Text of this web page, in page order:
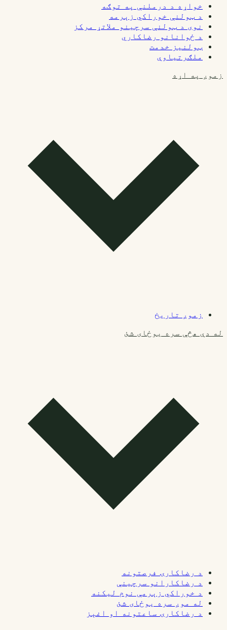
خواړه د درملنې په توګه
د ټولنې خوراکي زېرمه
نوی د ټولنې سرچینو ملاتړ مرکز
د ځوانانو رضاکاري
ټولنیز خدمت
ملګرتیاوې
زموږ په اړه
زموږ تاریخ
له دې هڅې سره یوځای شئ
د رضاکارۍ فرصتونه
د رضاکارانو سرچینې
د خوراکي زېرمې نوم لیکنه
له موږ سره یوځای شئ
د رضاکارۍ ساعتونه او اغېز